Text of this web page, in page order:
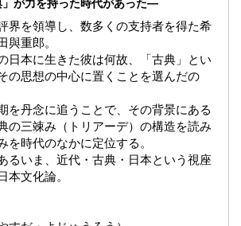
」が力を持った時代があった―
界を領導し、数多くの支持者を得た希
與重郎。
日本に生きた彼は何故、「古典」とい
の思想の中心に置くことを選んだの
を丹念に追うことで、その背景にある
の三竦み（トリアーデ）の構造を読み
を時代のなかに定位する。
るいま、近代・古典・日本という視座
本文化論。